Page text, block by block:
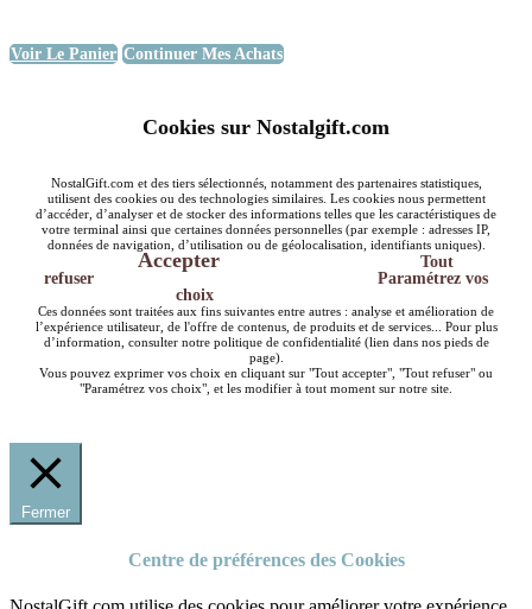
Voir Le Panier Continuer Mes Achats
Cookies sur Nostalgift.com
NostalGift.com et des tiers sélectionnés, notamment des partenaires statistiques,
utilisent des cookies ou des technologies similaires. Les cookies nous permettent
d’accéder, d’analyser et de stocker des informations telles que les caractéristiques de
votre terminal ainsi que certaines données personnelles (par exemple : adresses IP,
données de navigation, d’utilisation ou de géolocalisation, identifiants uniques).
Accepter
Tout
refuser
Paramétrez vos
choix
Ces données sont traitées aux fins suivantes entre autres : analyse et amélioration de
l’expérience utilisateur, de l'offre de contenus, de produits et de services... Pour plus
d’information, consulter notre politique de confidentialité (lien dans nos pieds de
page).
Vous pouvez exprimer vos choix en cliquant sur "Tout accepter", "Tout refuser" ou
"Paramétrez vos choix", et les modifier à tout moment sur notre site.
Fermer
Centre de préférences des Cookies